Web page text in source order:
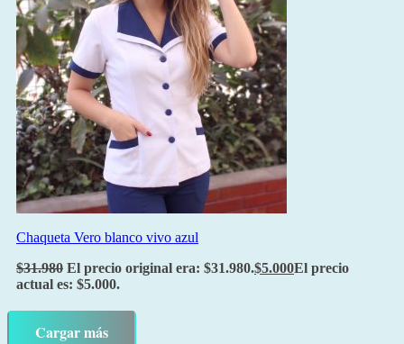
Chaqueta Vero blanco vivo azul
$31.980 El precio original era: $31.980.$5.000El precio
actual es: $5.000.
Cargar más